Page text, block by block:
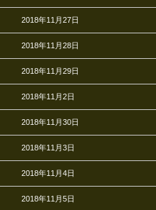
2018年11月27日
2018年11月28日
2018年11月29日
2018年11月2日
2018年11月30日
2018年11月3日
2018年11月4日
2018年11月5日